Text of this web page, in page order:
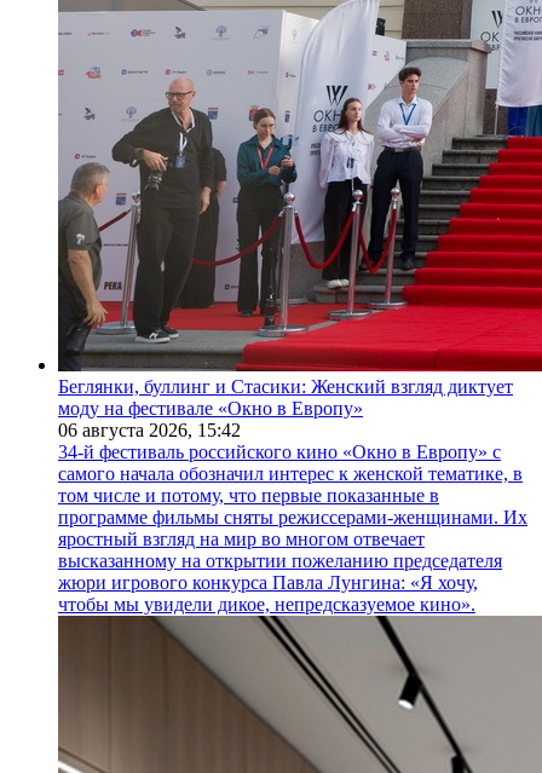
Беглянки, буллинг и Стасики: Женский взгляд диктует
моду на фестивале «Окно в Европу»
06 августа 2026, 15:42
34-й фестиваль российского кино «Окно в Европу» с
самого начала обозначил интерес к женской тематике, в
том числе и потому, что первые показанные в
программе фильмы сняты режиссерами-женщинами. Их
яростный взгляд на мир во многом отвечает
высказанному на открытии пожеланию председателя
жюри игрового конкурса Павла Лунгина: «Я хочу,
чтобы мы увидели дикое, непредсказуемое кино».